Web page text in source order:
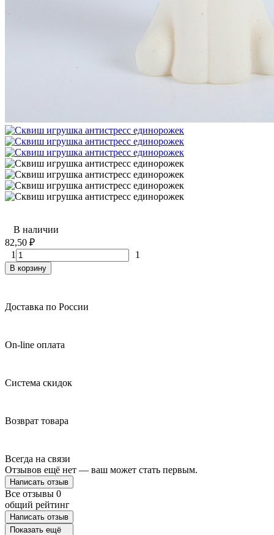
В наличии
82,50 ₽
1
1
В корзину
Доставка по России
On-line оплата
Система скидок
Возврат товара
Всегда на связи
Отзывов ещё нет — ваш может стать первым.
Написать отзыв
Все отзывы 0
общий рейтинг
Написать отзыв
Показать ещё